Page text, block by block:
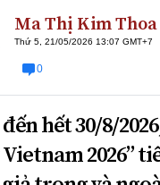
Ma Thị Kim Thoa
Thứ 5, 21/05/2026 13:07 GMT+7
0
hết 30/8/
2026”